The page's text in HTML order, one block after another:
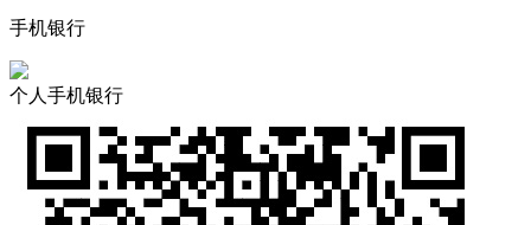
手机银行
个人手机银行